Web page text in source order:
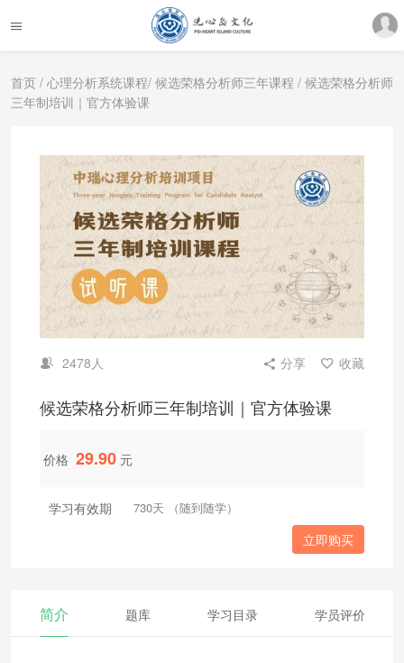
首页 / 心理分析系统课程/ 候选荣格分析师三年课程 / 候选荣格分析师
三年制培训｜官方体验课
2478人 分享 收藏
候选荣格分析师三年制培训｜官方体验课
价格 29.90 元
学习有效期 730天 （随到随学）
立即购买
简介 题库 学习目录 学员评价